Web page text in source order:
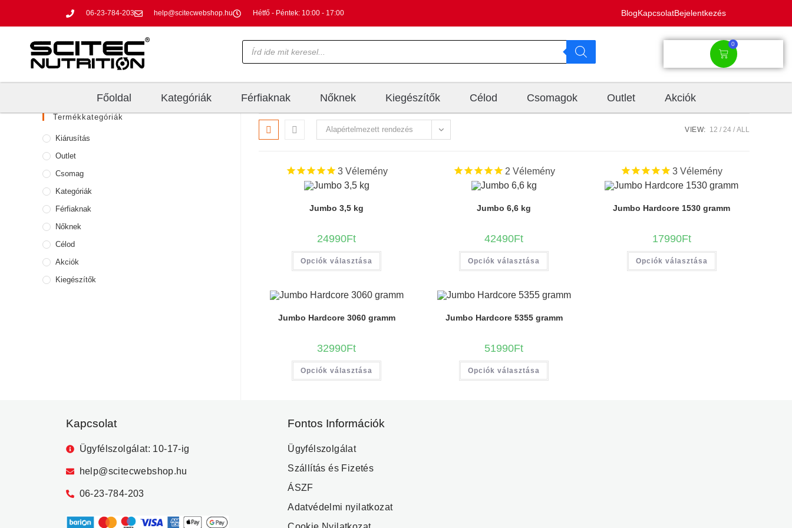
06-23-784-203 help@scitecwebshop.hu Hétfő - Péntek: 10:00 - 17:00 BlogKapcsolatBejelentkezés
0
Főoldal Kategóriák Férfiaknak Nőknek Kiegészítők Célod Csomagok Outlet Akciók
Alapértelmezett rendezés VIEW: 12 24 ALL
3Vélemény
Jumbo 3,5 kg
24990Ft
Opciók választása
2 Vélemény
Jumbo 6,6 kg
42490Ft
Opciók választása
3 Vélemény
Jumbo Hardcore 1530 gramm
17990Ft
Opciók választása
Jumbo Hardcore 3060 gramm
32990Ft
Opciók választása
Jumbo Hardcore 5355 gramm
51990Ft
Opciók választása
Termékkategóriák
Kiárusítás
Outlet
Csomag
Kategóriák
Férfiaknak
Nőknek
Célod
Akciók
Kiegészítők
Kapcsolat
Ügyfélszolgálat: 10-17-ig
help@scitecwebshop.hu
06-23-784-203
Fontos Információk
Ügyfélszolgálat
Szállítás és Fizetés
ÁSZF
Adatvédelmi nyilatkozat